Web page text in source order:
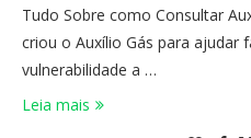
Tudo Sobre como Consultar
criou o Auxílio Gás para ajudar
vulnerabilidade a …
Leia mais